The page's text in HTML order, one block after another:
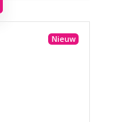
Nieuw